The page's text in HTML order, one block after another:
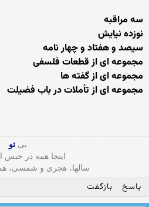
سه مراقبه
نوزده نیایش
سیصد و هفتاد و چهار نامه
مجموعه ای از قطعات فلسفی
مجموعه ای از گفته ها
مجموعه ای از تأملات در باب فضیلت
بی تو
اینجا همه در حبس
سالها، هجری و شمسی،
پاسخ بازگفت